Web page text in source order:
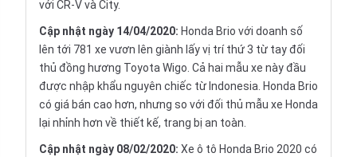
với CR-V và City.
Cập nhật ngày 14/04/2020: Honda Brio với doanh số
lên tới 781 xe vươn lên giành lấy vị trí thứ 3 từ tay đối
thủ đồng hương Toyota Wigo. Cả hai mẫu xe này đầu
được nhập khẩu nguyên chiếc từ Indonesia. Honda Brio
có giá bán cao hơn, nhưng so với đối thủ mẫu xe Honda
lại nhỉnh hơn về thiết kế, trang bị an toàn.
Cập nhật ngày 08/02/2020: Xe ô tô Honda Brio 2020 có